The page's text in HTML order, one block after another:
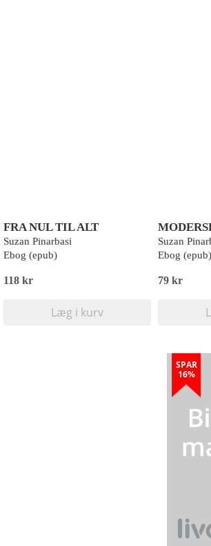
FRA NUL TIL ALT
Suzan Pinarbasi
Ebog (epub)
118 kr
Læg i kurv
Suzan
Ebog (epub)
79 kr
SPAR
16%